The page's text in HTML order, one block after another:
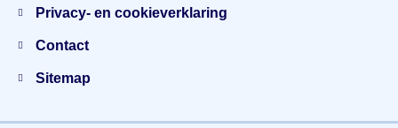
Privacy- en cookieverklaring
Contact
Sitemap